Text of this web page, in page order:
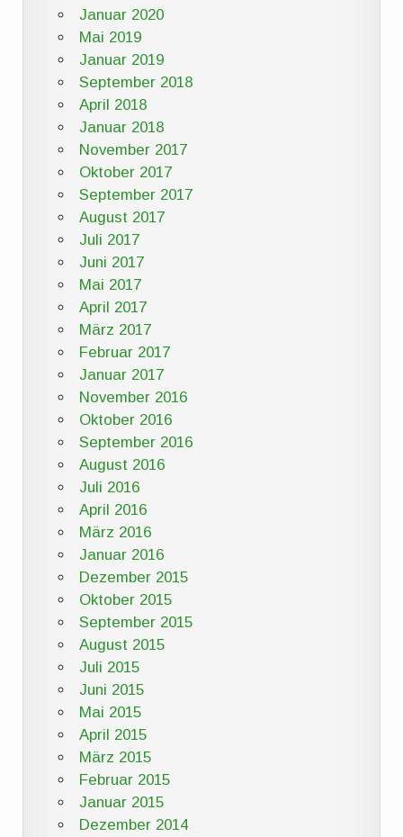
Januar 2020
Mai 2019
Januar 2019
September 2018
April 2018
Januar 2018
November 2017
Oktober 2017
September 2017
August 2017
Juli 2017
Juni 2017
Mai 2017
April 2017
März 2017
Februar 2017
Januar 2017
November 2016
Oktober 2016
September 2016
August 2016
Juli 2016
April 2016
März 2016
Januar 2016
Dezember 2015
Oktober 2015
September 2015
August 2015
Juli 2015
Juni 2015
Mai 2015
April 2015
März 2015
Februar 2015
Januar 2015
Dezember 2014